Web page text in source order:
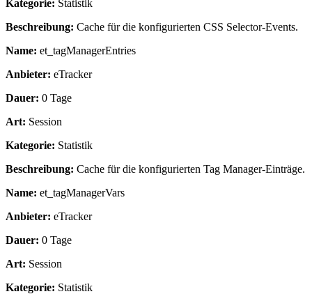
Kategorie: Statistik
Beschreibung: Cache für die konfigurierten CSS Selector-Events.
Name: et_tagManagerEntries
Anbieter: eTracker
Dauer: 0 Tage
Art: Session
Kategorie: Statistik
Beschreibung: Cache für die konfigurierten Tag Manager-Einträge.
Name: et_tagManagerVars
Anbieter: eTracker
Dauer: 0 Tage
Art: Session
Kategorie: Statistik